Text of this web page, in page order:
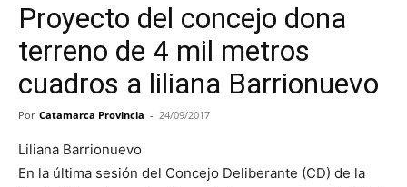
Provincia
Proyecto del concejo dona
terreno de 4 mil metros
cuadros a liliana Barrionuevo
Por Catamarca Provincia - 24/09/2017
Liliana Barrionuevo
En la última sesión del Concejo Deliberante (CD) de la